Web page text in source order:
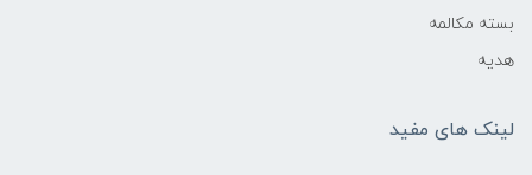
بسته مکالمه
هدیه
لینک های مفید